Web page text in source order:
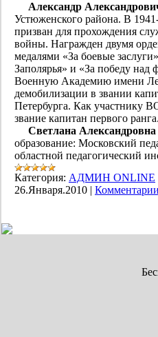
Александр
Устюженского района. В
призван для прохождения
войны. Награжден двумя
медалями «За боевые
Заполярья» и «За победу
Военную Академию имени
демобилизации в звании
Петербурга. Как участнику
звание капитан первого
Светлана
образование: Московский
областной педагогический
Категория: АДМИН ONLINE
26.Января.2010 |